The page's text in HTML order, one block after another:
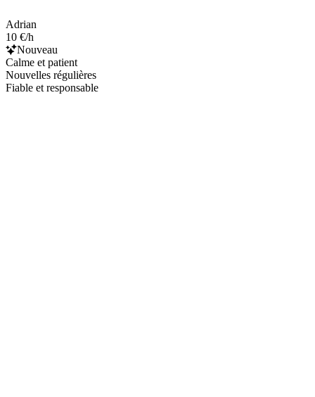
Adrian
10 €/h
Nouveau
Calme et patient
Nouvelles régulières
Fiable et responsable